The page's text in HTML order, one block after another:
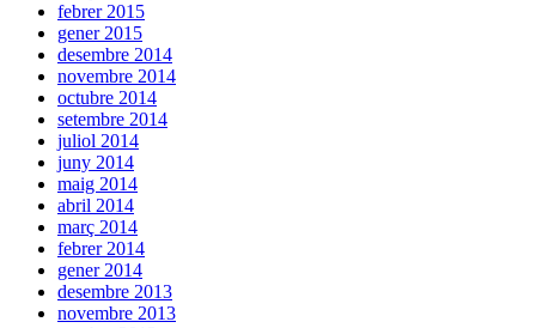
febrer 2015
gener 2015
desembre 2014
novembre 2014
octubre 2014
setembre 2014
juliol 2014
juny 2014
maig 2014
abril 2014
març 2014
febrer 2014
gener 2014
desembre 2013
novembre 2013